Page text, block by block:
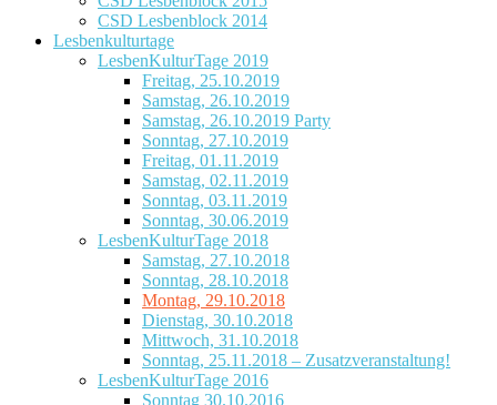
CSD Lesbenblock 2014
Lesbenkulturtage
LesbenKulturTage 2019
Freitag, 25.10.2019
Samstag, 26.10.2019
Samstag, 26.10.2019 Party
Sonntag, 27.10.2019
Freitag, 01.11.2019
Samstag, 02.11.2019
Sonntag, 03.11.2019
Sonntag, 30.06.2019
LesbenKulturTage 2018
Samstag, 27.10.2018
Sonntag, 28.10.2018
Montag, 29.10.2018
Dienstag, 30.10.2018
Mittwoch, 31.10.2018
Sonntag, 25.11.2018 – Zusatzveranstaltung!
LesbenKulturTage 2016
Sonntag 30.10.2016